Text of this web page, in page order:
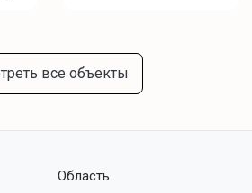
все объекты
Область